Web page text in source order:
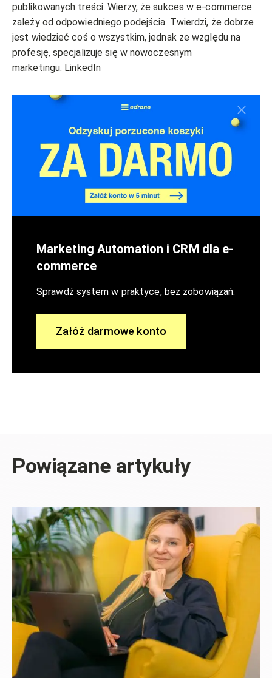
publikowanych treści. Wierzy, że sukces w e-commerce
zależy od odpowiedniego podejścia. Twierdzi, że dobrze
jest wiedzieć coś o wszystkim, jednak ze względu na
profesję, specjalizuje się w nowoczesnym
marketingu. LinkedIn
Marketing Automation i CRM dla e-
commerce
Sprawdź system w praktyce, bez zobowiązań.
Załóż darmowe konto
Powiązane artykuły